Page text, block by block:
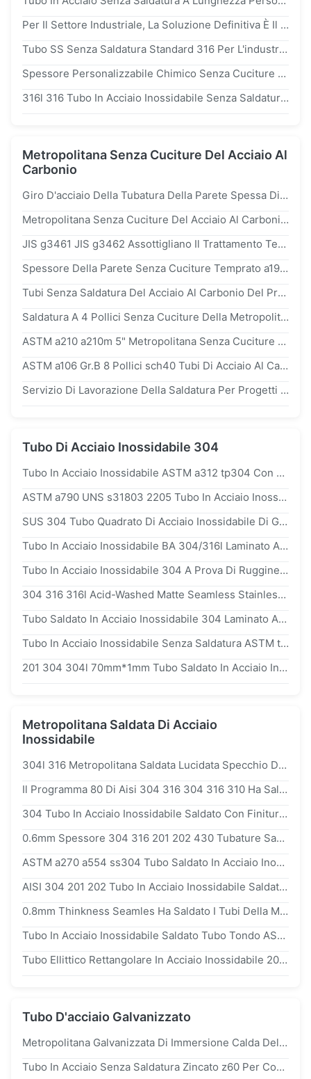
Per Il Settore Industriale, La Soluzione Definitiva È Il Tubo In Acciaio Inossidabile Senza Saldatura BV Personalizzato.
Tubo SS Senza Saldatura Standard 316 Per L'industria Chimica, Lunghezza Personalizzata
Spessore Personalizzabile Chimico Senza Cuciture 316 Tubi In Acciaio Inossidabile Rotondo
316l 316 Tubo In Acciaio Inossidabile Senza Saldatura Di Grado Industriale
Metropolitana Senza Cuciture Del Acciaio Al
Carbonio
Giro D'acciaio Della Tubatura Della Parete Spessa Di ASTM a335 p11 p22 p91 p9 p5 Con La Superficie Di Passività
Metropolitana Senza Cuciture Del Acciaio Al Carbonio Di ASTM a210, Spessori Della Parete Del Tubo D'acciaio Della Caldaia 0.8mm - 15mm
JIS g3461 JIS g3462 Assottigliano Il Trattamento Termico Senza Cuciture 24000mm Della Metropolitana Del Acciaio Al Carbonio Della Parete
Spessore Della Parete Senza Cuciture Temprato a192m Del Tubo Del Acciaio Al Carbonio Di ASTM a192 Leggermente 13mm
Tubi Senza Saldatura Del Acciaio Al Carbonio Del Prodotto Chimico BKS BKW Per BACCANO Del Petrolio 17175 19Mn5 15Mo3
Saldatura A 4 Pollici Senza Cuciture Della Metropolitana Del Acciaio Al Carbonio Di JIS g3461 JIS g3462 JIS g3464 Per La Caldaia 350mm
ASTM a210 a210m 5" Metropolitana Senza Cuciture Rotonda Del Acciaio Al Carbonio, Tubi Di Surriscaldatore Sottili Della Parete
ASTM a106 Gr.B 8 Pollici sch40 Tubi Di Acciaio Al Carbonio Senza Saldatura Laminati A Caldo Per Oleodotti E Gasdotti
Servizio Di Lavorazione Della Saldatura Per Progetti Strutturali In Acciaio
Tubo Di Acciaio Inossidabile 304
Tubo In Acciaio Inossidabile ASTM a312 tp304 Con Finitura Opaca Lavata Con Acido Per Applicazioni Industriali Resistenti Alla Corrosione
ASTM a790 UNS s31803 2205 Tubo In Acciaio Inossidabile Duplex Per Servizio Acido Con Resistenza Alla Corrosione Da Stress Da h2s E Cloro
SUS 304 Tubo Quadrato Di Acciaio Inossidabile Di Grande Diametro A Doppia Cucitura Saldato Per Tubi Di Trasporto
Tubo In Acciaio Inossidabile BA 304/316l Laminato A Caldo sch40 Da 3" Per Applicazioni Industriali Chimiche E Alimentari
Tubo In Acciaio Inossidabile 304 A Prova Di Ruggine Tubo Senza Cuciture Resistente Alla Corrosione Per L'industria Chimica
304 316 316l Acid-Washed Matte Seamless Stainless Steel Pipe For Drinking Water Transportation
Tubo Saldato In Acciaio Inossidabile 304 Laminato A Caldo, Decapato E Saldato Per Edilizia
Tubo In Acciaio Inossidabile Senza Saldatura ASTM tp304l, Finitura Opaca Decapata Per Decorazioni Architettoniche
201 304 304l 70mm*1mm Tubo Saldato In Acciaio Inossidabile Con Smussatura Lucida Per Lavorazione Meccanica
Metropolitana Saldata Di Acciaio
Inossidabile
304l 316 Metropolitana Saldata Lucidata Specchio Dell'acciaio Inossidabile 316l Laminata A Caldo Per Le Tubazioni Sanitarie
Il Programma 80 Di Aisi 304 316 304 316 310 Ha Saldato La Metropolitana Di Acciaio Inossidabile Per La Conduttura Di Pressione
304 Tubo In Acciaio Inossidabile Saldato Con Finitura Sottile 304l Per La Decorazione Del Soffitto Della Balaustra Del Corrimano
0.6mm Spessore 304 316 201 202 430 Tubature Sanitarie Saldate Della Metropolitana Dell'acciaio Inossidabile
ASTM a270 a554 ss304 Tubo Saldato In Acciaio Inossidabile Tubo Quadrato Tubo Senza Saldatura Inox SS
AISI 304 201 202 Tubo In Acciaio Inossidabile Saldato Superficie Lucida Tubo Decorativo
0.8mm Thinkness Seamles Ha Saldato I Tubi Della Metropolitana Inossidabile Per La Lucidatura Chimica Dei Giacimenti Della Caldaia
Tubo In Acciaio Inossidabile Saldato Tubo Tondo ASTM 201 202 304 316l 310s Utilizzato Per Macchinari
Tubo Ellittico Rettangolare In Acciaio Inossidabile 201 304 Saldato Con Finitura Opaca
Tubo D'acciaio Galvanizzato
Metropolitana Galvanizzata Di Immersione Calda Del Acciaio Al Carbonio a179/a213/a519 Di ASTM Per Costruzione
Tubo In Acciaio Senza Saldatura Zincato z60 Per Costruzione, Verniciato A Polvere E Verniciato A Spruzzo Hot Dip 20#